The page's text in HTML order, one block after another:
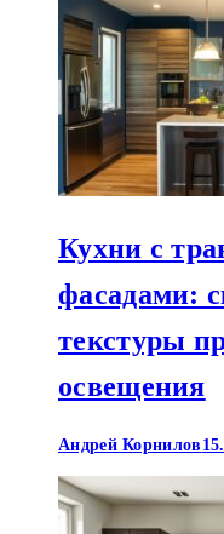
Кухни с
фасадами:
текстуры
освещения
Андрей Корнилов